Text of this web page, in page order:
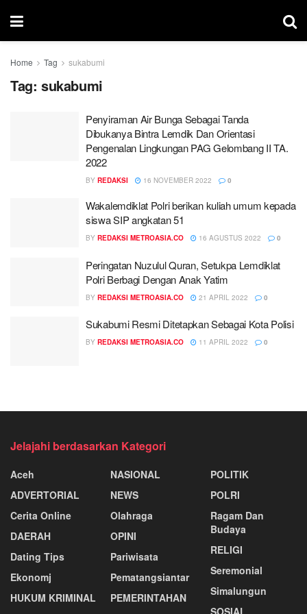
Home Tag sukabumi
Tag: sukabumi
Penyiraman Air Bunga Sebagai Tanda
Dibukanya Bintra Lemdik Dan Orientasi
Pengenalan Lingkungan PAG Gelombang II TA.
2022
BY REDAKSI 16 NOVEMBER 2022 0
Wakalemdiklat Polri berikan kuliah umum kepada
siswa SIP angkatan 51
BY REDAKSI METROASIA.CO 16 AGUSTUS 2022 0
Peringatan Nuzulul Quran, Setukpa Lemdiklat
Polri Berbagi Dengan Anak Yatim
BY REDAKSI METROASIA.CO 21 APRIL 2022 0
Sukabumi Resmi Ditetapkan Sebagai Kota Polisi
BY REDAKSI METROASIA.CO 11 APRIL 2022 0
Jelajahi berdasarkan Kategori
Aceh
ADVERTORIAL
Cerita Online
DAERAH
Dating Tips
Ekonomj
HUKUM KRIMINAL
NASIONAL
NEWS
Olahraga
OPINI
Pariwisata
Pematangsiantar
PEMERINTAHAN
POLITIK
POLRI
Ragam Dan
Budaya
RELIGI
Seremonial
Simalungun
SOSIAL